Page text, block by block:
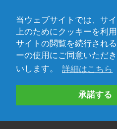
当ウェブサイトでは、サ
上のためにクッキーを利用
サイトの閲覧を続行され
ーの使用にご同意いただ
いします。
詳細はこちら
承諾する
イベント
サポート
資料ダウンロード